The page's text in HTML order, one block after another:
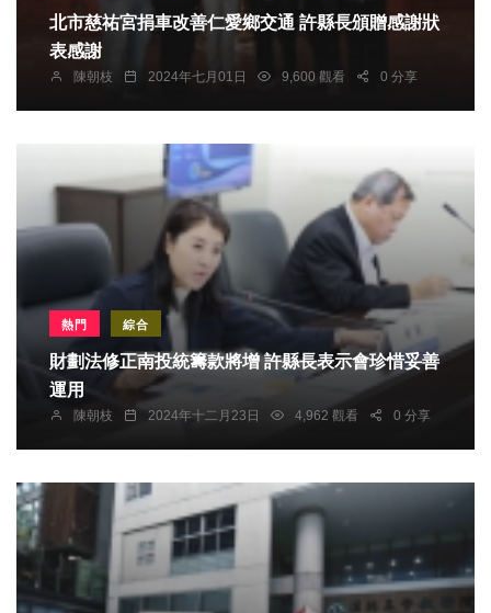
北市慈祐宮捐車改善仁愛鄉交通 許縣長頒贈感謝狀
表感謝
陳朝枝 2024年七月01日 9,600 觀看 0 分享
熱門 綜合
財劃法修正南投統籌款將增 許縣長表示會珍惜妥善
運用
陳朝枝 2024年十二月23日 4,962 觀看 0 分享